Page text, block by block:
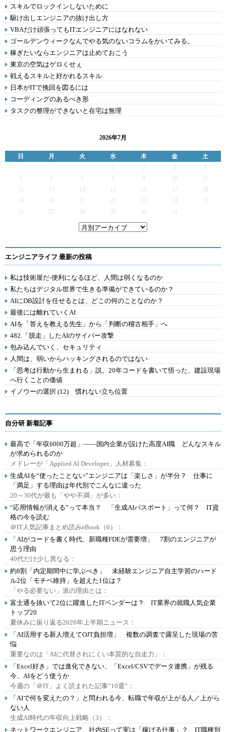
スキルでロックインしないために
駆け出しエンジニアの抜け出し方
VBAだけ頑張ってもITエンジニアにはなれない
ゴールデンウィークなんでやる気のないコラムをかいてみる。
稼ぎたいならエンジニアは止めておこう
東京の空気はゲロくせぇ
戦えるスキルと好かれるスキル
日本がITで挽回を図るには
コーディングのあるべき形
タスクの整理ができないと在宅は無理
2026年7月
日 月 火 水 木 金
土
2 3
4
5
6 7 9
12
13 14 15 16 17
19
20 21 22 23 24
25
26
27 28 29 30 31
エンジニアライフ 最新の投稿
私は技術屋だ-便利になるほど、人間は弱くなるのか
私たちはデジタル世界で生きる準備ができているのか？
AIにDB設計を任せるとは、どこの何のことなのか？
最後には離れていくAI
AIを「答えを教える先生」から「判断の稽古相手」へ
482.「脱走」したAIのサイバー攻撃
包み込んでいく、セキュリティ
人間は、弱いからハッキングされるのではない
「思考は行動から生まれる」説。20年コードを書いて悟った、建設現場
へ行くことの価値
イノウーの選択 (12) 慣れない立ち位置
自分研 新着記事
最高で「年収6000万超」――国内企業が設けた高度AI職 どんなスキル
が求められるのか
メドレーが「Applied AI Developer」人材募集：
生成AIを“使ったことない”エンジニアは「楽しさ」が半分？ 仕事に
「満足」する理由は年代別でこんなに違った
20～30代が最も「やや不満」が多い：
“応用情報が消える”って本当？ 「生成AIパスポート」って何？ IT資
格の今を読む
＠IT人気記事まとめ読みeBook（6）：
「AIがコードを書く時代、新職種FDEが需要増」 7割のエンジニアが
思う理由
40代だけ少し異なる：
約8割「内定期間中に学ぶべき」 未経験エンジニア自主学習のハード
ル2位「モチベ維持」を超えた1位は？
「やる必要ない」派の理由とは：
富士通を抜いて2位に躍進したITベンダーは？ IT業界の就職人気企業
トップ20
夏休みに振り返る2026年上半期ニュース：
「AI活用する新人増えてOJT負担増」 複数の調査で露呈した現場の苦
悩
重要なのは「AIに代替されにくい本質的な自走力」：
「Excel好き」では進化できない、「Excel/CSVでデータ連携」が残る
今、AIをどう使うか
今週の「＠IT」よく読まれた記事“10選”：
「AIで何を変えたの？」と問われる今、転職で年収が上がる人／上がら
ない人
生成AI時代の年収向上戦略（3）：
ネットワークエンジニア、社内SEって実は「稼げる仕事」？ IT職種別